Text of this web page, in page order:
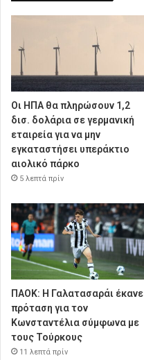
Οι ΗΠΑ θα πληρώσουν 1,2
δισ. δολάρια σε γερμανική
εταιρεία για να μην
εγκαταστήσει υπεράκτιο
αιολικό πάρκο
5 λεπτά πρίν
ΠΑΟΚ: Η Γαλατασαράι έκανε
πρόταση για τον
Κωνσταντέλια σύμφωνα με
τους Τούρκους
11 λεπτά πρίν